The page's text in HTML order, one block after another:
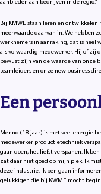
aanbieden aan bedrijven in de regio.”
Bij KMWE staan leren en ontwikkelen
meerwaarde daarvan in. We hebben
werknemers in aanraking, dat is heel
als volwaardig medewerker. Hij of zij
bewust zijn van de waarde van onze
teamleiders en onze new business
Een
Menno (18 jaar) is met veel energie
medewerker productietechniek
gaan doen, het liefst verspanen. Ik
zat daar niet goed op mijn plek. Ik
deze industrie. Ik ben gaan
gelukkigen die bij KWME mocht